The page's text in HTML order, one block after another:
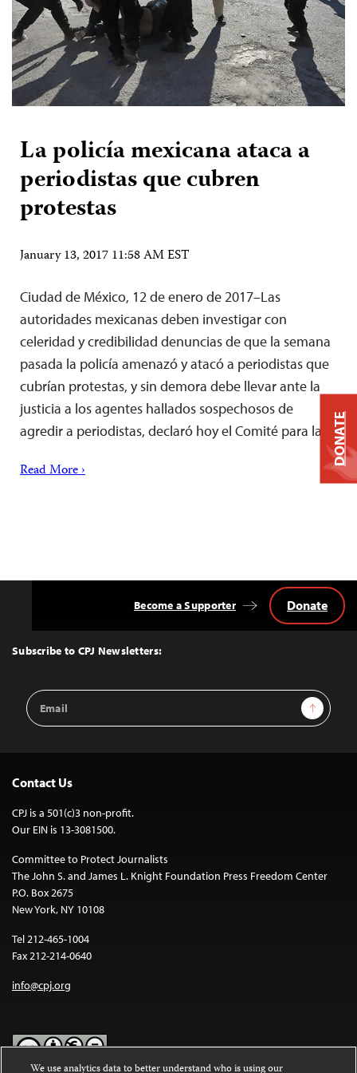
La policía mexicana ataca a
periodistas que cubren
protestas
January 13, 2017 11:58 AM EST
Ciudad de México, 12 de enero de 2017–Las
autoridades mexicanas deben investigar con
celeridad y credibilidad denuncias de que la semana
pasada la policía amenazó y atacó a periodistas que
cubrían protestas, y sin demora debe llevar ante la
justicia a los agentes hallados sospechosos de
agredir a periodistas, declaró hoy el Comité para la…
Read More ›
Top
Subscribe to CPJ Newsletters:
Email
Address
Sign Up
Become a Supporter Donate
Contact Us
CPJ is a 501(c)3 non-profit.
Our EIN is 13-3081500.
Committee to Protect Journalists
The John S. and James L. Knight Foundation Press Freedom Center
P.O. Box 2675
New York, NY 10108
Tel 212-465-1004
Fax 212-214-0640
info@cpj.org
DONATE
We use analytics data to better understand who is using our